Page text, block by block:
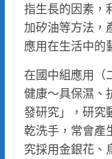
指生長的因素，
加矽油等方法，
應用在生活中的
在國中組應用（
健康～具保濕、
發研究」，研究
乾洗手，常會產
究採用金銀花、